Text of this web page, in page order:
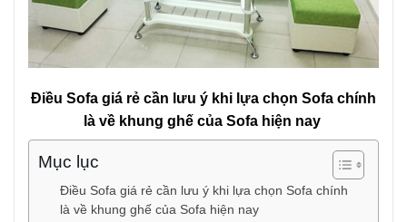
Điều Sofa giá rẻ cần lưu ý khi lựa chọn Sofa chính
là về khung ghế của Sofa hiện nay
Mục lục
Điều Sofa giá rẻ cần lưu ý khi lựa chọn Sofa chính
là về khung ghế của Sofa hiện nay